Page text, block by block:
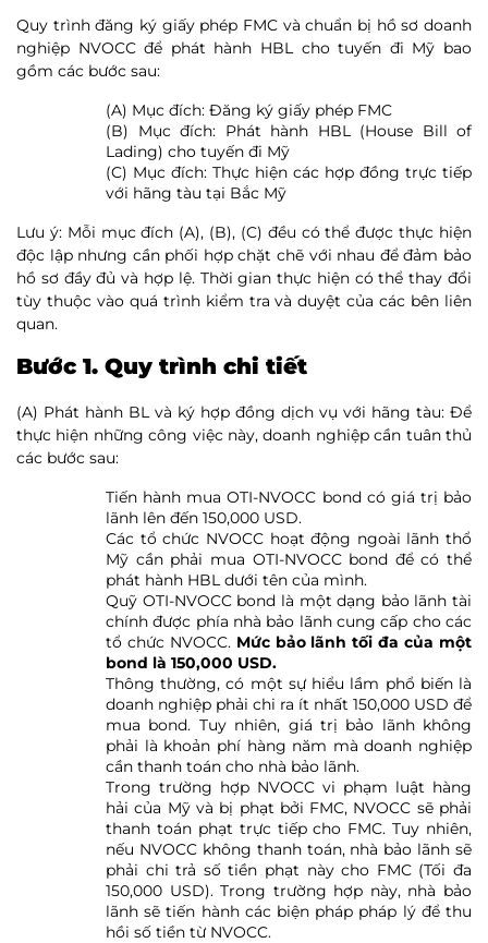
Quy trình đăng ký giấy phép FMC và chuẩn bị hồ sơ doanh
nghiệp NVOCC để phát hành HBL cho tuyến đi Mỹ bao
gồm các bước sau:
(A) Mục đích: Đăng ký giấy phép FMC
(B) Mục đích: Phát hành HBL (House Bill of
Lading) cho tuyến đi Mỹ
(C) Mục đích: Thực hiện các hợp đồng trực tiếp
với hãng tàu tại Bắc Mỹ
Lưu ý: Mỗi mục đích (A), (B), (C) đều có thể được thực hiện
độc lập nhưng cần phối hợp chặt chẽ với nhau để đảm bảo
hồ sơ đầy đủ và hợp lệ. Thời gian thực hiện có thể thay đổi
tùy thuộc vào quá trình kiểm tra và duyệt của các bên liên
quan.
Bước 1. Quy trình chi tiết
(A) Phát hành BL và ký hợp đồng dịch vụ với hãng tàu: Để
thực hiện những công việc này, doanh nghiệp cần tuân thủ
các bước sau:
Tiến hành mua OTI-NVOCC bond có giá trị bảo
lãnh lên đến 150,000 USD.
Các tổ chức NVOCC hoạt động ngoài lãnh thổ
Mỹ cần phải mua OTI-NVOCC bond để có thể
phát hành HBL dưới tên của mình.
Quỹ OTI-NVOCC bond là một dạng bảo lãnh tài
chính được phía nhà bảo lãnh cung cấp cho các
tổ chức NVOCC. Mức bảo lãnh tối đa của một
bond là 150,000 USD.
Thông thường, có một sự hiểu lầm phổ biến là
doanh nghiệp phải chi ra ít nhất 150,000 USD để
mua bond. Tuy nhiên, giá trị bảo lãnh không
phải là khoản phí hàng năm mà doanh nghiệp
cần thanh toán cho nhà bảo lãnh.
Trong trường hợp NVOCC vi phạm luật hàng
hải của Mỹ và bị phạt bởi FMC, NVOCC sẽ phải
thanh toán phạt trực tiếp cho FMC. Tuy nhiên,
nếu NVOCC không thanh toán, nhà bảo lãnh sẽ
phải chi trả số tiền phạt này cho FMC (Tối đa
150,000 USD). Trong trường hợp này, nhà bảo
lãnh sẽ tiến hành các biện pháp pháp lý để thu
hồi số tiền từ NVOCC.